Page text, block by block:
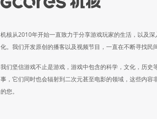
机核从2010年开始一直致力于分享游戏玩家的生活，以及
化。我们开发原创的播客以及视频节目，一直在不断寻找民
我们坚信游戏不止是游戏，游戏中包含的科学，文化，历史
事，它们同时也会辐射到二次元甚至电影的领域，这些内容
的您。